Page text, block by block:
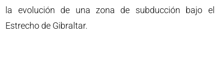
la evolución de una zona de subducción bajo el
Estrecho de Gibraltar.